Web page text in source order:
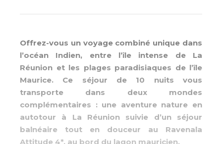
Offrez-vous un voyage combiné unique dans
l’océan Indien, entre l’île intense de La
Réunion et les plages paradisiaques de l’île
Maurice. Ce séjour de 10 nuits vous
transporte dans deux mondes
complémentaires : une aventure nature en
autotour à La Réunion suivie d’un séjour
balnéaire tout en douceur au Ravenala
Attitude 4*, au bord du lagon mauricien.